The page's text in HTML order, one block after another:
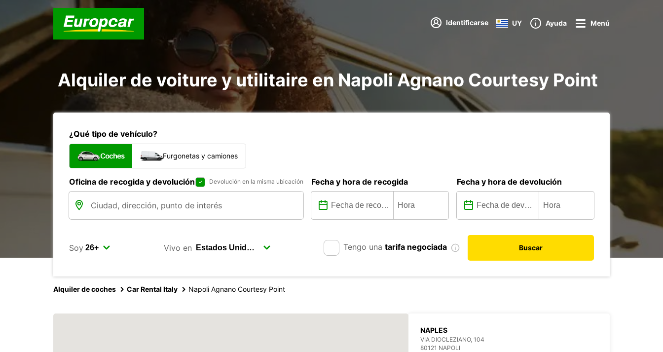
Identificarse UY Ayuda Menú
Alquiler de voiture y utilitaire en Napoli Agnano Courtesy Point
¿Qué tipo de vehículo?
Coches Furgonetas y camiones
Oficina de recogida y devolución Devolución en la misma ubicación Fecha y hora de recogida Fecha y hora de devolución
Soy Vivo en Tengo una tarifa negociada Buscar
Alquiler de coches Car Rental Italy Napoli Agnano Courtesy Point
NAPLES
VIA DIOCLEZIANO, 104
80121 NAPOLI